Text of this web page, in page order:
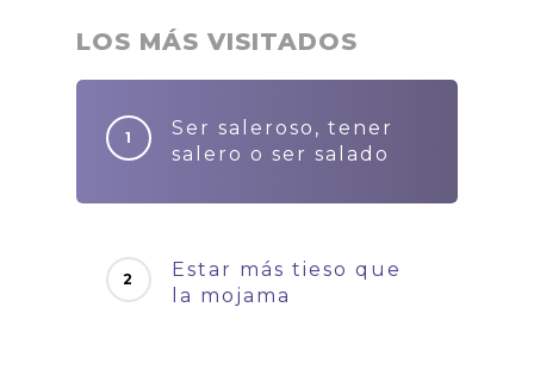
LOS MÁS VISITADOS
Ser saleroso, tener
salero o ser salado
Estar más tieso que
la mojama